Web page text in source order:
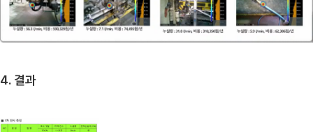
4. 결과